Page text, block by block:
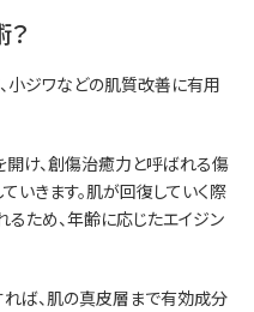
小ジワなどの肌質改善に有用
け、創傷治癒力と呼ばれる傷
いきます。肌が回復していく際
るため、年齢に応じたエイジン
ば、肌の真皮層まで有効成分